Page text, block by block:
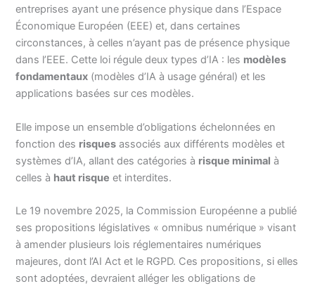
entreprises ayant une présence physique dans l’Espace
Économique Européen (EEE) et, dans certaines
circonstances, à celles n’ayant pas de présence physique
dans l’EEE. Cette loi régule deux types d’IA : les modèles
fondamentaux (modèles d’IA à usage général) et les
applications basées sur ces modèles.
Elle impose un ensemble d’obligations échelonnées en
fonction des risques associés aux différents modèles et
systèmes d’IA, allant des catégories à risque minimal à
celles à haut risque et interdites.
Le 19 novembre 2025, la Commission Européenne a publié
ses propositions législatives « omnibus numérique » visant
à amender plusieurs lois réglementaires numériques
majeures, dont l’AI Act et le RGPD. Ces propositions, si elles
sont adoptées, devraient alléger les obligations de